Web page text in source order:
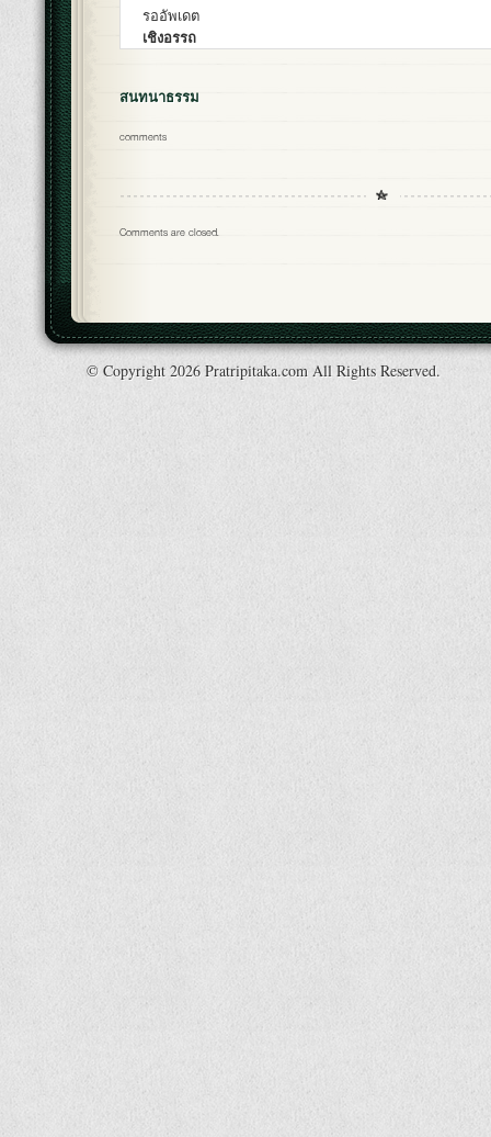
รออัพเดต
เชิงอรรถ
สนทนาธรรม
comments
Comments are closed.
© Copyright 2026 Pratripitaka.com All Rights Reserved.